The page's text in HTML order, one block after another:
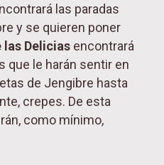
las paradas
y se quieren poner
las Delicias encontrará
que le harán sentir en
de Jengibre hasta
crepes. De esta
como mínimo,